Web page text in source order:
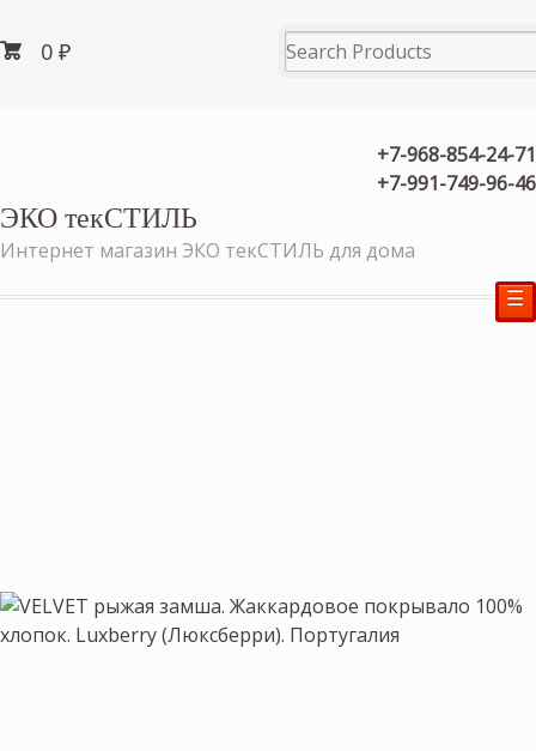
0₽
+7-968-854-24-71
+7-991-749-96-46
ЭКО текСТИЛЬ
Интернет магазин ЭКО текСТИЛЬ для дома
☰